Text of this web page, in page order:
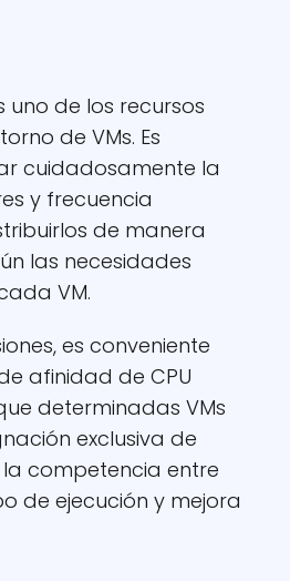
uno de los recursos
de VMs. Es
cuidadosamente la
y frecuencia
de manera
las necesidades
VM.
es conveniente
afinidad de CPU
determinadas VMs
exclusiva de
la competencia entre
de ejecución y mejora